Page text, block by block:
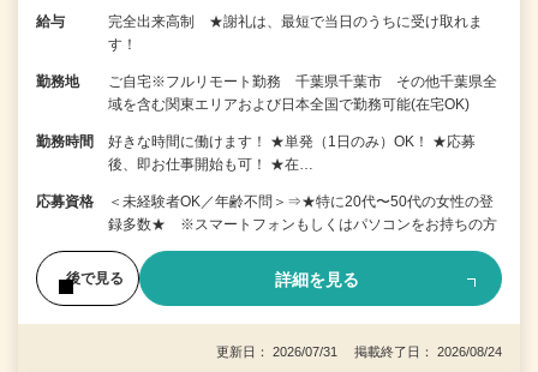
給与
完全出来高制 ★謝礼は、最短で当日のうちに受け取れま
す！
勤務地
ご自宅※フルリモート勤務 千葉県千葉市 その他千葉県全
域を含む関東エリアおよび日本全国で勤務可能(在宅OK)
勤務時間
好きな時間に働けます！ ★単発（1日のみ）OK！ ★応募
後、即お仕事開始も可！ ★在…
応募資格
＜未経験者OK／年齢不問＞⇒★特に20代〜50代の女性の登
録多数★ ※スマートフォンもしくはパソコンをお持ちの方
後で見る 詳細を見る
更新日： 2026/07/31 掲載終了日： 2026/08/24